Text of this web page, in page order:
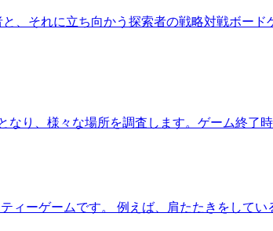
それに立ち向かう探索者の戦略対戦ボード
なり、様々な場所を調査します。ゲーム終了
ィーゲームです。 例えば、肩たたきをして